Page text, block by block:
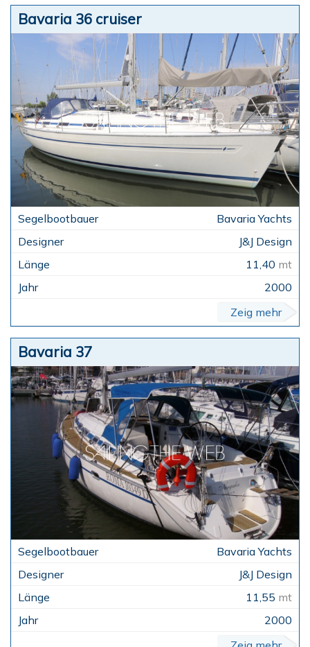
Bavaria 36 cruiser
Bavaria Yachts
J&J Design
11,40 mt
2000
Zeig mehr
Bavaria 37
Bavaria Yachts
J&J Design
11,55 mt
2000